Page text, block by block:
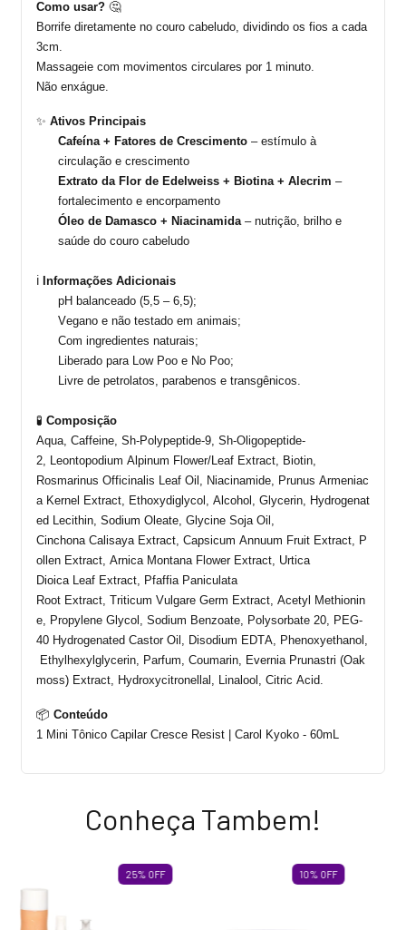
Como usar? 🤔
Borrife diretamente no couro cabeludo, dividindo os fios a cada
3cm.
Massageie com movimentos circulares por 1 minuto.
Não enxágue.
✨ Ativos Principais
Cafeína + Fatores de Crescimento – estímulo à
circulação e crescimento
Extrato da Flor de Edelweiss + Biotina + Alecrim –
fortalecimento e encorpamento
Óleo de Damasco + Niacinamida – nutrição, brilho e
saúde do couro cabeludo
ℹ️ Informações Adicionais
pH balanceado (5,5 – 6,5);
Vegano e não testado em animais;
Com ingredientes naturais;
Liberado para Low Poo e No Poo;
Livre de petrolatos, parabenos e transgênicos.
🧪 Composição
Aqua, Caffeine , Sh-Polypeptide-9, Sh-Oligopeptide-
2,
Leontopodium Alpinum Flower/ Leaf Extract Biotin
Rosmarinus Officinalis Leaf Oil Niacinamide Prunus Armeniac
a Kernel Extract Ethoxydiglycol Alcohol Glycerin
Hydrogenat
ed
Lecithin Sodium Oleate Glycine Soja Oil
Cinchona Calisaya Extract Capsicum Annuum Fruit Extract
P
ollen Extract , Arnica Montana Flower Extract , Urtica
Dioica
Leaf Extract Pfaffia Paniculata
Root Extract Triticum Vulgare Germ Extract Acetyl Methionin
e
Propylene Glycol Sodium Benzoate Polysorbate 20, PEG-
40 Hydrogenated Castor Oil Disodium EDTA, Phenoxyethanol
Ethylhexylglycerin
Parfum Coumarin Evernia Prunastri (Oak
moss) Extract Hydroxycitronellal Linalool Citric Acid.
📦 Conteúdo
1 Mini Tônico Capilar Cresce Resist Carol Kyoko - 60m
Conheça Tambem!
25% OFF 10% OFF